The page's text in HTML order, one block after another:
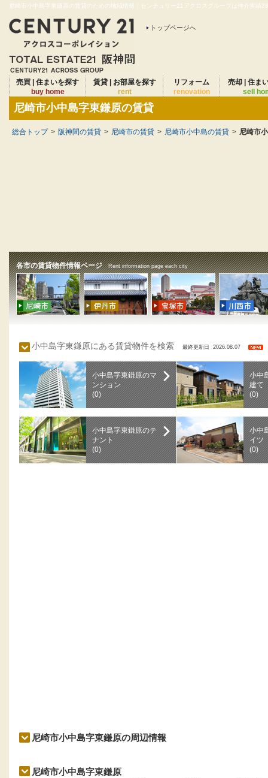
尼崎市小中島字東鎌原の賃貸のための地域情報｜センチュリー21アクロスグループは仲介実績
トップページへ
売買 | 住まいを探す
buy home
賃貸 | お部屋を探す
rent
リフォーム
renovation
売却 | 住ま
sell
尼崎市小中島字東鎌原の賃貸
総合トップ > 阪神間の賃貸 > 尼崎市の賃貸 > 尼崎市小中島の賃貸 > 尼崎市
各市の賃貸物件情報ページ Rent information page each city
小中島字東鎌原にある賃貸物件を検索 最終更新日 2026.08.07
小中島字東鎌原のマ
ンション
(0)
小中
建て
(0)
小中島字東鎌原のテ
ナント
(0)
小中
イツ
(0)
尼崎市小中島字東鎌原の周辺情報
尼崎市小中島字東鎌原